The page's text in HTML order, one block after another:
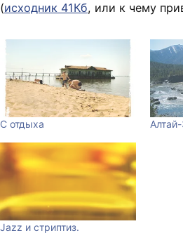
(исходник 41Кб, или к чему
С отдыха
Jazz и стриптиз.